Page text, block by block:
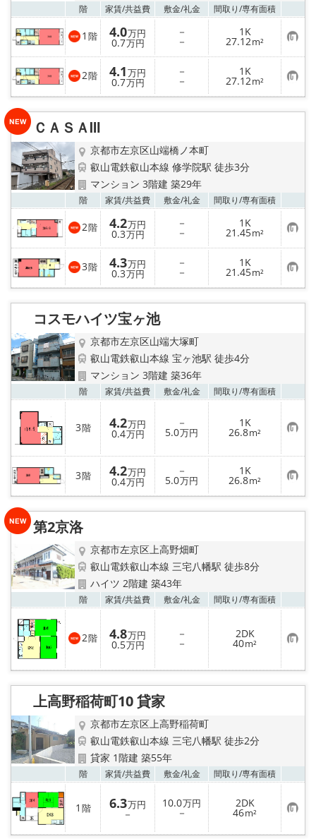
階 家賃/共益費 敷金/礼金 間取り/専有面積
1 階 4.0万円
0.7万円
－
－
1K
27.12m² お
気
に
入
り
登
録
2階 4.1万円
0.7万円
－
－
1K
27.12m² お
気
に
入
ＣＡＳＡⅢ
京都市左京区山端橋ノ本町
叡山電鉄叡山本線 修学院駅 徒歩3分
マンション 3階建 築29年
階 家賃/共益費 敷金/礼金 間取り/専有面積
2階 4.2万円
0.3万円
－
－
1K
21.45m² お
気
に
入
り
登
録
3階 4.3万円
0.3万円
－
－
1K
21.45m² お
気
に
入
コスモハイツ宝ヶ池
京都市左京区山端大塚町
叡山電鉄叡山本線 宝ヶ池駅 徒歩4分
マンション 3階建 築36年
階 家賃/共益費 敷金/礼金 間取り/専有面積
3階 4.2万円
0.4万円
－
5.0万円
1K
26.8m² お
気
に
入
り
登
録
3階 4.2万円
0.4万円
－
5.0万円
1K
26.8m² お
気
に
入
第2京洛
京都市左京区上高野畑町
叡山電鉄叡山本線 三宅八幡駅 徒歩8分
ハイツ 2階建 築43年
階 家賃/共益費 敷金/礼金 間取り/専有面積
2階 4.8万円
0.5万円
－
－
2DK
40m² お
気
に
入
り
上高野稲荷町10 貸家
京都市左京区上高野稲荷町
叡山電鉄叡山本線 三宅八幡駅 徒歩2分
貸家 1階建 築55年
階 家賃/共益費 敷金/礼金 間取り/専有面積
1 階 6.3万円
－
10.0万円
－
2DK
46m² お
気
に